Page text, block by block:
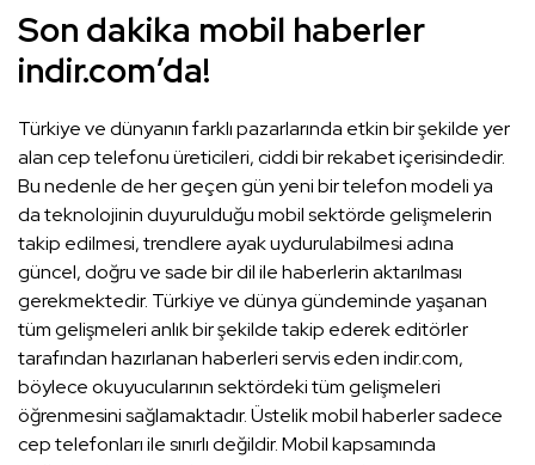
Son dakika mobil haberler
indir.com’da!
Türkiye ve dünyanın farklı pazarlarında etkin bir şekilde yer
alan cep telefonu üreticileri, ciddi bir rekabet içerisindedir.
Bu nedenle de her geçen gün yeni bir telefon modeli ya
da teknolojinin duyurulduğu mobil sektörde gelişmelerin
takip edilmesi, trendlere ayak uydurulabilmesi adına
güncel, doğru ve sade bir dil ile haberlerin aktarılması
gerekmektedir. Türkiye ve dünya gündeminde yaşanan
tüm gelişmeleri anlık bir şekilde takip ederek editörler
tarafından hazırlanan haberleri servis eden indir.com,
böylece okuyucularının sektördeki tüm gelişmeleri
öğrenmesini sağlamaktadır. Üstelik mobil haberler sadece
cep telefonları ile sınırlı değildir. Mobil kapsamında